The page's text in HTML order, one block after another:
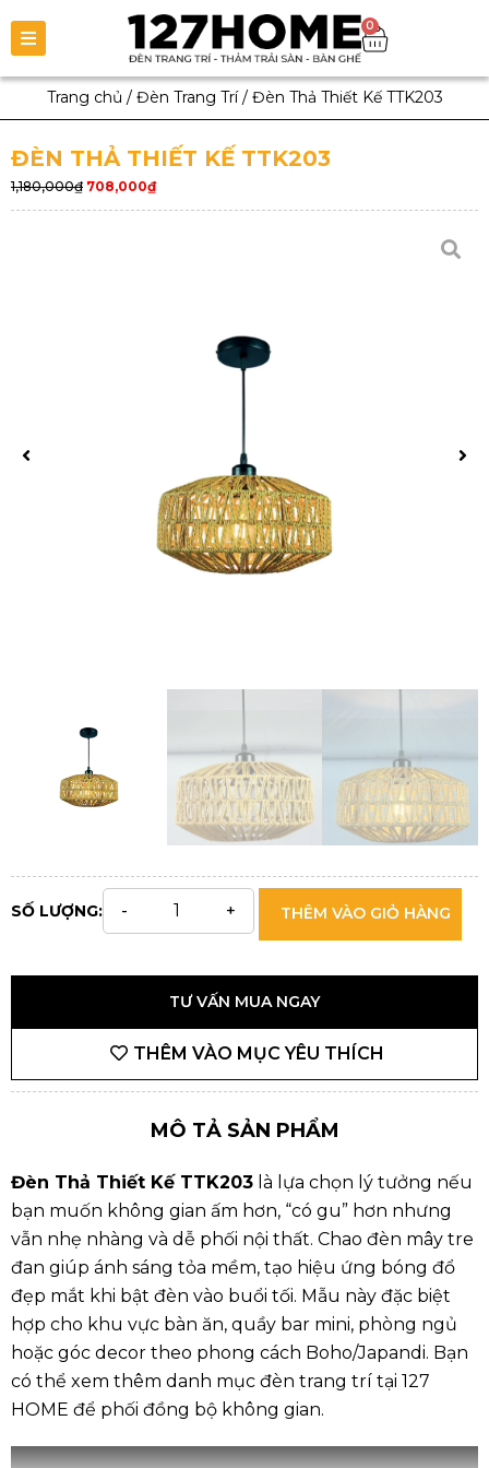
0
Trang chủ / Đèn Trang Trí/ Đèn Thả Thiết Kế TTK203
ĐÈN THẢ THIẾT KẾ TTK203
1,180,000₫ 708,000₫
SỐ LƯỢNG: THÊM VÀO GIỎ HÀNG
TƯ VẤN MUA NGAY
THÊM VÀO MỤC YÊU THÍCH
MÔ TẢ SẢN PHẨM
Đèn Thả Thiết Kế TTK203 là lựa chọn lý tưởng nếu
bạn muốn không gian ấm hơn, “có gu” hơn nhưng
vẫn nhẹ nhàng và dễ phối nội thất. Chao đèn mây tre
đan giúp ánh sáng tỏa mềm, tạo hiệu ứng bóng đổ
đẹp mắt khi bật đèn vào buổi tối. Mẫu này đặc biệt
hợp cho khu vực bàn ăn, quầy bar mini, phòng ngủ
hoặc góc decor theo phong cách Boho/Japandi. Bạn
có thể xem thêm danh mục đèn trang trí tại 127
HOME để phối đồng bộ không gian.